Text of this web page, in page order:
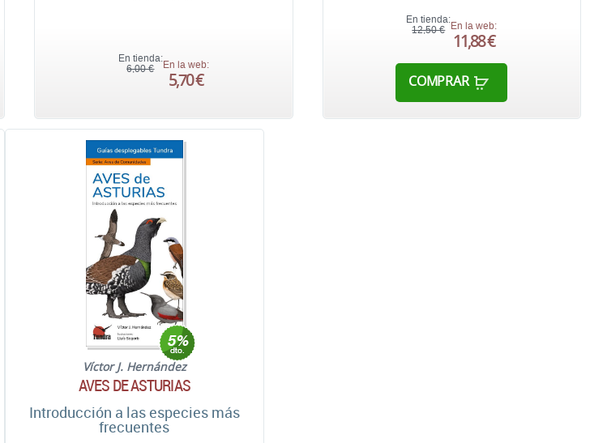
En tienda:
6,00 €
En la web:
5,70 €
En tienda:
12,50 €
En la web:
11,88 €
COMPRAR
Víctor J. Hernández
AVES DE ASTURIAS
Introducción a las especies más
frecuentes